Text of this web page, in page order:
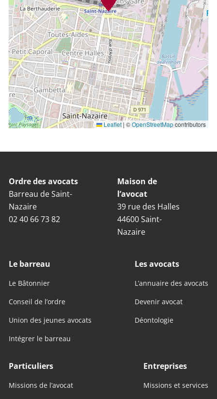
Leaflet | ©OpenStreetMapcontributors
Ordre des avocats
Barreau de Saint-
Nazaire
02 40 66 73 82
Maison de
l’avocat
39 rue des Halles
44600 Saint-
Nazaire
Le barreau
Le Bâtonnier
Conseil de l’ordre
Union des jeunes avocats
Intégrer le barreau
Les avocats
L’annuaire des avocats
Devenir avocat
Déontologie
Particuliers
Missions de l’avocat
Entreprises
Missions et services